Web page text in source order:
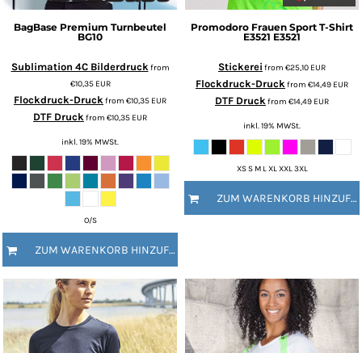
BagBase Premium Turnbeutel
BG10
Sublimation 4C Bilderdruckfrom
€10,35 EUR
Flockdruck-Druckfrom €10,35 EUR
DTF Druckfrom €10,35 EUR
inkl. 19% MWSt.
O/S
ZUM WARENKORB HINZUFÜGEN
Promodoro Frauen Sport T-Shirt
E3521 E3521
Stickerei from €25,10 EUR
Flockdruck-Druckfrom €14,49 EUR
DTF Druckfrom €14,49 EUR
inkl. 19% MWSt.
XS S M L XL XXL 3XL
ZUM WARENKORB HINZUFÜGEN